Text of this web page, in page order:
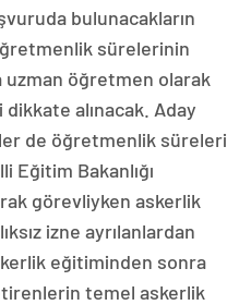
bulunacakların
sürelerinin
uzman öğretmen olarak
alınacak. Aday
de öğretmenlik süreleri
Eğitim Bakanlığı
görevliyken askerlik
izne ayrılanlardan
eğitiminden sonra
temel askerlik